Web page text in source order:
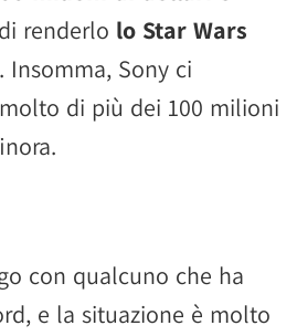
renderlo lo Star Wars
. Insomma, Sony ci
di più dei 100 milioni
con qualcuno che ha
e la situazione è molto